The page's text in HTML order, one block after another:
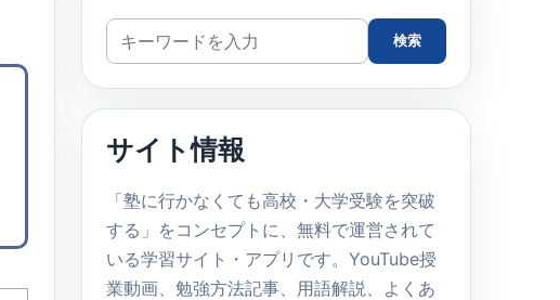
サ
イ
ト
検
検索
サイト情報
「塾に行かなくても高校・大学受験を突破
する」をコンセプトに、無料で運営されて
いる学習サイト・アプリです。YouTube授
業動画、勉強方法記事、用語解説、よくあ